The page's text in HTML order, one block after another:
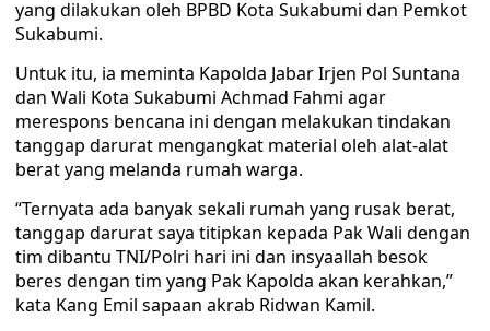
yang dilakukan oleh BPBD Kota Sukabumi dan Pemkot
Sukabumi.
Untuk itu, ia meminta Kapolda Jabar Irjen Pol Suntana
dan Wali Kota Sukabumi Achmad Fahmi agar
merespons bencana ini dengan melakukan tindakan
tanggap darurat mengangkat material oleh alat-alat
berat yang melanda rumah warga.
“Ternyata ada banyak sekali rumah yang rusak berat,
tanggap darurat saya titipkan kepada Pak Wali dengan
tim dibantu TNI/Polri hari ini dan insyaallah besok
beres dengan tim yang Pak Kapolda akan kerahkan,”
kata Kang Emil sapaan akrab Ridwan Kamil.